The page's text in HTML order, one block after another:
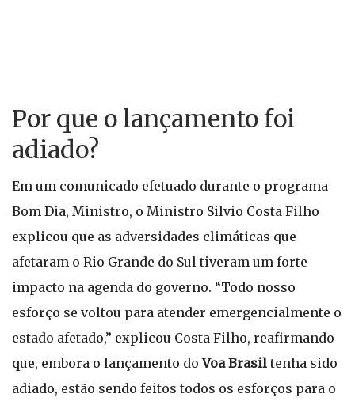
Por que o lançamento foi
adiado?
Em um comunicado efetuado durante o programa
Bom Dia, Ministro, o Ministro Silvio Costa Filho
explicou que as adversidades climáticas que
afetaram o Rio Grande do Sul tiveram um forte
impacto na agenda do governo. “Todo nosso
esforço se voltou para atender emergencialmente o
estado afetado,” explicou Costa Filho, reafirmando
que, embora o lançamento doVoa Brasil tenha sido
adiado, estão sendo feitos todos os esforços para o